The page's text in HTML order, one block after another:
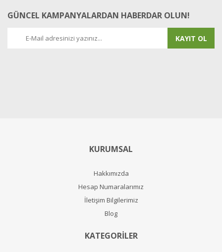
GÜNCEL KAMPANYALARDAN HABERDAR OLUN!
KAYIT OL
KURUMSAL
Hakkımızda
Hesap Numaralarımız
İletişim Bilgilerimiz
Blog
KATEGORİLER